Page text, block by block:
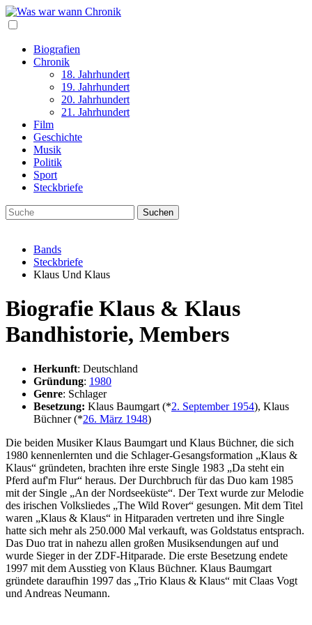
Biografien
Chronik
18. Jahrhundert
19. Jahrhundert
20. Jahrhundert
21. Jahrhundert
Film
Geschichte
Musik
Politik
Sport
Steckbriefe
Bands
Steckbriefe
Klaus Und Klaus
Biografie Klaus & Klaus
Bandhistorie, Members
Herkunft: Deutschland
Gründung: 1980
Genre: Schlager
Besetzung: Klaus Baumgart (*2. September 1954), Klaus
Büchner (*26. März 1948)
Die beiden Musiker Klaus Baumgart und Klaus Büchner, die sich
1980 kennenlernten und die Schlager-Gesangsformation „Klaus &
Klaus“ gründeten, brachten ihre erste Single 1983 „Da steht ein
Pferd auf'm Flur“ heraus. Der Durchbruch für das Duo kam 1985
mit der Single „An der Nordseeküste“. Der Text wurde zur Melodie
des irischen Volksliedes „The Wild Rover“ gesungen. Mit dem Titel
waren „Klaus & Klaus“ in Hitparaden vertreten und ihre Single
hatte sich mehr als 250.000 Mal verkauft, was Goldstatus entsprach.
Das Duo trat in nahezu allen großen Musiksendungen auf und
wurde Sieger in der ZDF-Hitparade. Die erste Besetzung endete
1997 mit dem Ausstieg von Klaus Büchner. Klaus Baumgart
gründete daraufhin 1997 das „Trio Klaus & Klaus“ mit Claas Vogt
und Andreas Neumann.